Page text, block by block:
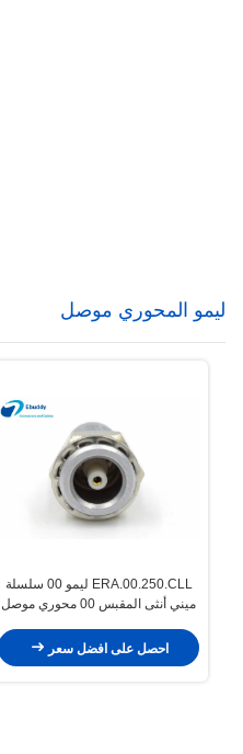
ليمو المحوري موصل
ERA.00.250.CLL ليمو 00 سلسلة
ميني أنثى المقبس 00 محوري موصل
احصل على افضل سعر